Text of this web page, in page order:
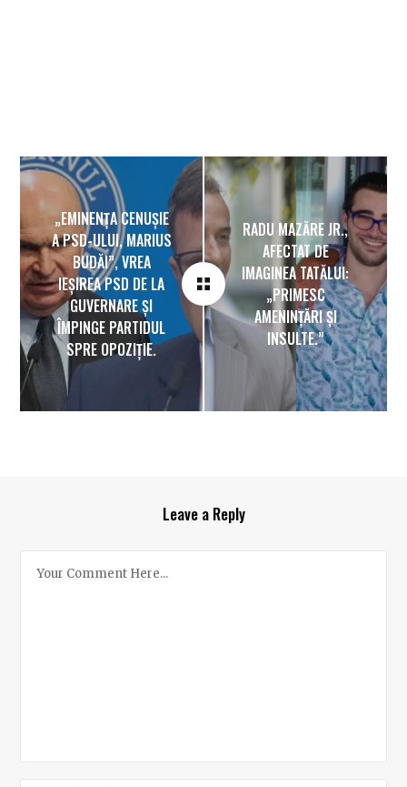
„EMINENȚA CENUȘIE
A PSD-ULUI, MARIUS
BUDĂI”, VREA
IEȘIREA PSD DE LA
GUVERNARE ȘI
ÎMPINGE PARTIDUL
SPRE OPOZIȚIE.
RADU MAZĂRE JR.,
AFECTAT DE
IMAGINEA TATĂLUI:
„PRIMESC
AMENINȚĂRI ȘI
INSULTE.”
Leave a Reply